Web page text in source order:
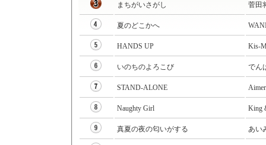
まちがいさがし 菅田
夏のどこかへ
HANDS UP Kis-
いのちのよろこび でん
STAND-ALONE Aimer
Naughty Girl King
真夏の夜の匂いがする あい